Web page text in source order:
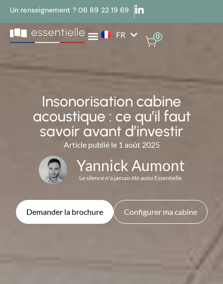
Un renseignement ? 06 89 22 19 69
FR
EN 0
Insonorisation cabine
acoustique : ce qu’il faut
savoir avant d’investir
Article publié le 1 août 2025
Yannick Aumont
Le silence n'a jamais été aussi Essentielle
Demander la brochure Configurer ma cabine